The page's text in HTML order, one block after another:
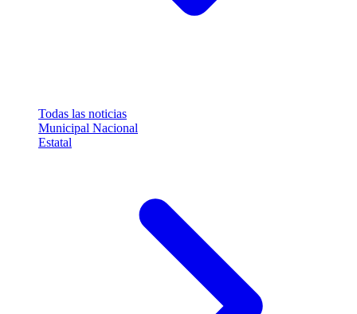
Todas las noticias
Municipal Nacional
Estatal